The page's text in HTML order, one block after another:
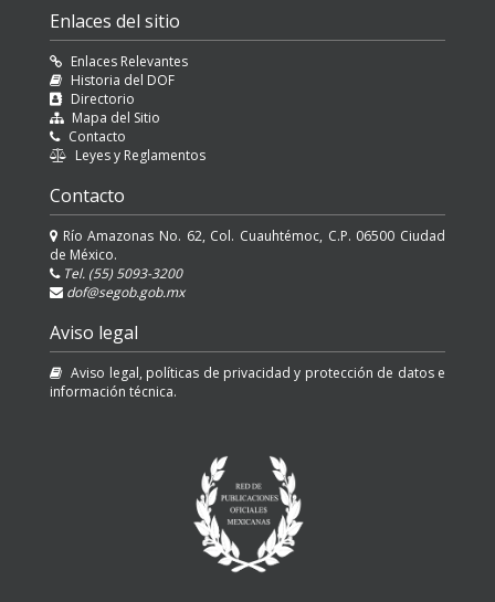
Enlaces del sitio
Enlaces Relevantes
Historia del DOF
Directorio
Mapa del Sitio
Contacto
Leyes y Reglamentos
Contacto
Río Amazonas No. 62, Col. Cuauhtémoc, C.P. 06500 Ciudad
de México.
Tel. (55) 5093-3200
dof@segob.gob.mx
Aviso legal
Aviso legal, políticas de privacidad y protección de datos e
información técnica.